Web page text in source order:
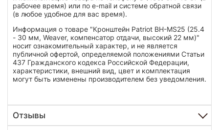
рабочее время) или по e-mail и системе обратной связи
(в любое удобное для вас время).
Информация о товаре "Кронштейн Patriot BH-MS25 (25.4
- 30 мм, Weaver, компенсатор отдачи, высокий 22 мм)"
носит ознакомительный характер, и не является
публичной офертой, определяемой положениями Статьи
437 Гражданского кодекса Российской Федерации,
характеристики, внешний вид, цвет и комплектация
могут быть изменены производителем без уведомления.
Отзывы